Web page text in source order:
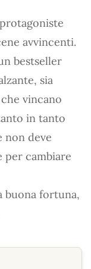
avvincenti.
bestseller
sia
vincano
in tanto
non deve
per cambiare
buona fortuna,